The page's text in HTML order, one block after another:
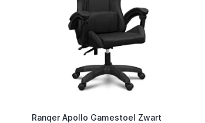
Ranqer Apollo Gamestoel Zwart